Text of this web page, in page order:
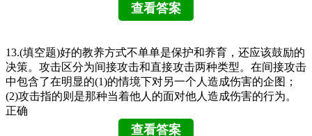
13.(填空题)好的教养方式不单单是保护和养育，还应该鼓励的
决策。攻击区分为间接攻击和直接攻击两种类型。在间接攻击
中包含了在明显的(1)的情境下对另一个人造成伤害的企图；
(2)攻击指的则是那种当着他人的面对他人造成伤害的行为。
正确